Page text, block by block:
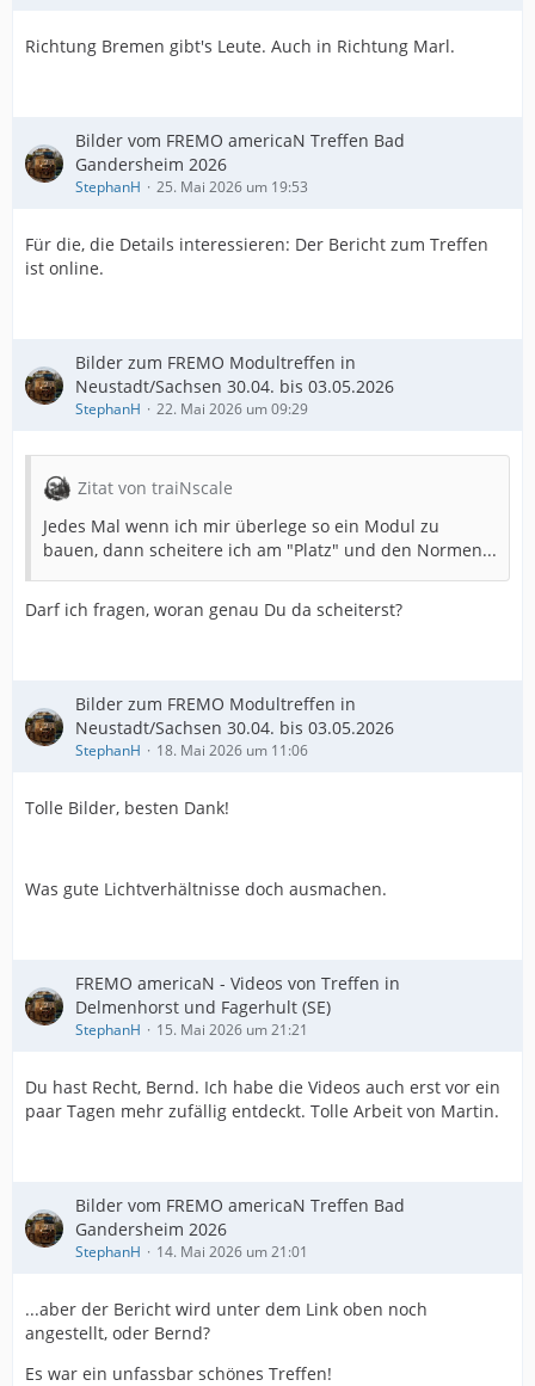
Richtung Bremen gibt's Leute. Auch in Richtung Marl.
Bilder vom FREMO americaN Treffen Bad
Gandersheim 2026
StephanH 25. Mai 2026 um 19:53
Für die, die Details interessieren: Der Bericht zum Treffen
ist online.
Bilder zum FREMO Modultreffen in
Neustadt/Sachsen 30.04. bis 03.05.2026
StephanH 22. Mai 2026 um 09:29
Zitat von traiNscale
Jedes Mal wenn ich mir überlege so ein Modul zu
bauen, dann scheitere ich am "Platz" und den Normen...
Darf ich fragen, woran genau Du da scheiterst?
Bilder zum FREMO Modultreffen in
Neustadt/Sachsen 30.04. bis 03.05.2026
StephanH 18. Mai 2026 um 11:06
Tolle Bilder, besten Dank!
Was gute Lichtverhältnisse doch ausmachen.
FREMO americaN - Videos von Treffen in
Delmenhorst und Fagerhult (SE)
StephanH 15. Mai 2026 um 21:21
Du hast Recht, Bernd. Ich habe die Videos auch erst vor ein
paar Tagen mehr zufällig entdeckt. Tolle Arbeit von Martin.
Bilder vom FREMO americaN Treffen Bad
Gandersheim 2026
StephanH 14. Mai 2026 um 21:01
...aber der Bericht wird unter dem Link oben noch
angestellt, oder Bernd?
Es war ein unfassbar schönes Treffen!